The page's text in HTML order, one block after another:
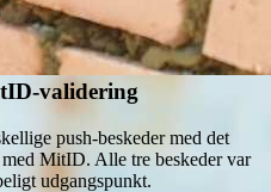
validering
push-beskeder med det
MitID. Alle tre beskeder var
udgangspunkt.